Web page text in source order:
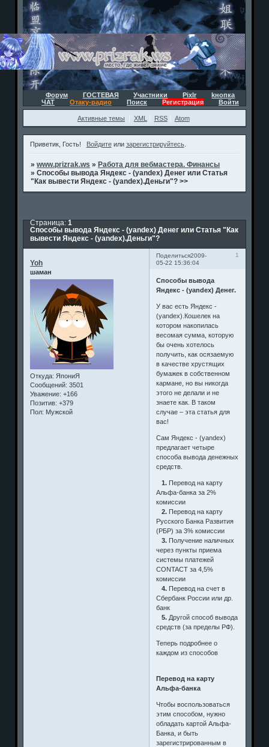
Форум ГОСТЕВАЯ Участники Pixlr
kнопка
ЧАТ
Отаку-радио Поиск Регистрация Войти
Активные темы XML RSS Atom
Приветик, Гость! Войдитеили зарегистрируйтесь.
»www.prizrak.ws » Работа для вебмастера. Финансы
»Способы вывода Яндекс - (yandex) Денег или Статья
"Как вывести Яндекс - (yandex).Деньги"? >>
Способы вывода Яндекс - (yandex) Денег или Статья "Как
вывести Яндекс - (yandex).Деньги"?
Страница:1
Поделиться 1
2009-
05-22 15:36:04
Yoh
шаман
Откуда: ЯпониЯ
Сообщений: 3501
Уважение: +166
Позитив: +379
Пол: Мужской
Способы вывода
Яндекс - (yandex) Денег.
У вас есть Яндекс -
(yandex).Кошелек на
котором накопилась
весомая сумма, которую
бы очень хотелось
получить, как осязаемую
в качестве хрустящих
бумажек в собственном
кармане, но вы никогда
этого не делали и не
знаете как. В таком
случае – эта статья для
вас!
Сам Яндекс - (yandex)
предлагает четыре
способа вывода денежных
средств.
1. Перевод на карту
Альфа-банка за 2%
комиссии
2. Перевод на карту
Русского Банка Развития
(РБР) за 3% комиссии
3. Получение наличных
через пункты приема
системы платежей
CONTACT за 4,5%
комиссии
4. Перевод на счет в
Сбербанк России или др.
банк
5. Другой способ вывода
средств (за пределы РФ).
Теперь подробнее о
каждом из способов
Перевод на карту
Альфа-банка
Чтобы воспользоваться
этим способом, нужно
обладать картой Альфа-
Банка, и быть
зарегистрированным в